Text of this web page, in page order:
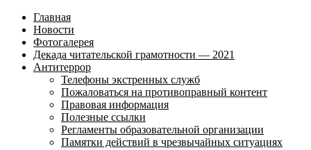
Главная
Новости
Фотогалерея
Декада читательской грамотности — 2021
Антитеррор
Телефоны экстренных служб
Пожаловаться на противоправный контент
Правовая информация
Полезные ссылки
Регламенты образовательной организации
Памятки действий в чрезвычайных ситуациях